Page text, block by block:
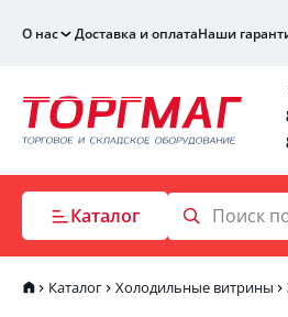
О нас Доставка и оплатаНаши
Каталог
Каталог Холодильные витрины